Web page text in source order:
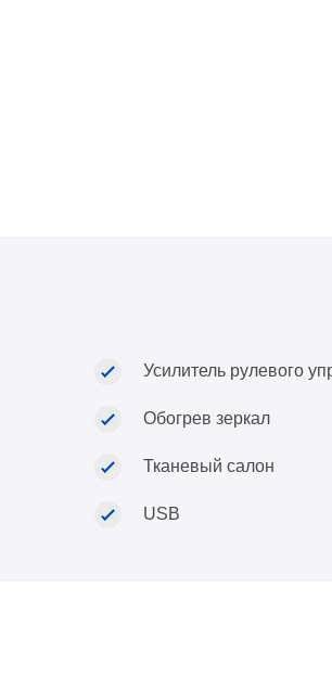
Усилитель рулевого
Обогрев зеркал
Тканевый салон
USB